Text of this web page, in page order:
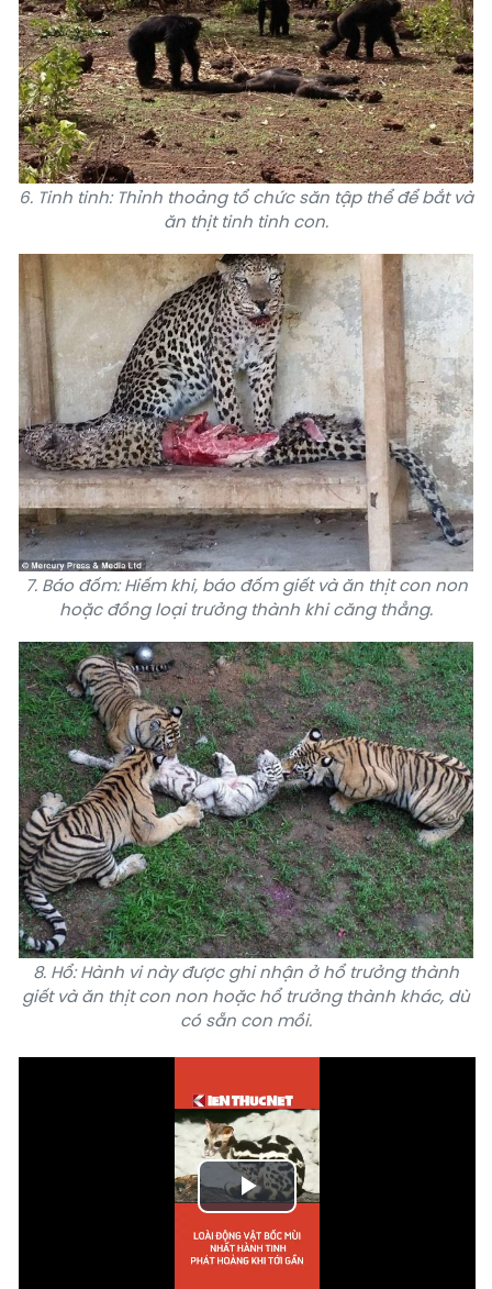
6. Tinh tinh: Thỉnh thoảng tổ chức săn tập thể để bắt và
ăn thịt tinh tinh con.
7. Báo đốm: Hiếm khi, báo đốm giết và ăn thịt con non
hoặc đồng loại trưởng thành khi căng thẳng.
8. Hổ: Hành vi này được ghi nhận ở hổ trưởng thành
giết và ăn thịt con non hoặc hổ trưởng thành khác, dù
có sẵn con mồi.
Play
Video